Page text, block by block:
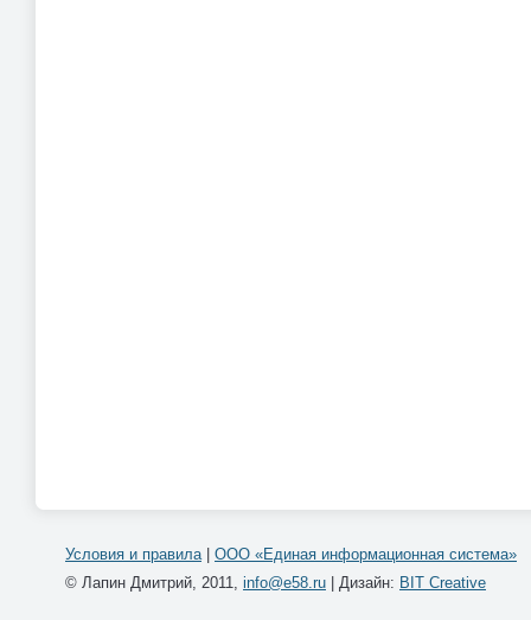
Условия и правила|
ООО «Единая информационная система»
© Лапин Дмитрий, 2011, info@e58.ru | Дизайн: BIT Creative